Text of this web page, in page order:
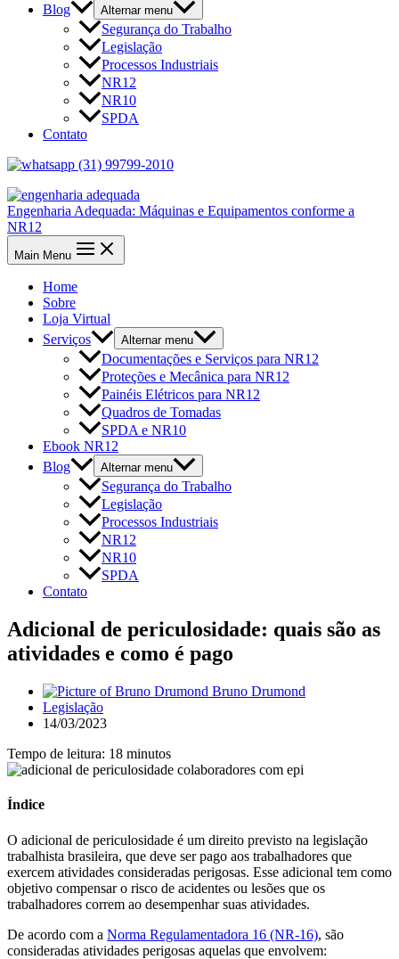
Blog
Alternar menu
Segurança do Trabalho
Legislação
Processos Industriais
NR12
NR10
SPDA
Contato
(31) 99799-2010
Engenharia Adequada: Máquinas e Equipamentos conforme a
NR12
Main Menu
Home
Sobre
Loja Virtual
Serviços
Alternar menu
Documentações e Serviços para NR12
Proteções e Mecânica para NR12
Painéis Elétricos para NR12
Quadros de Tomadas
SPDA e NR10
Ebook NR12
Blog
Alternar menu
Segurança do Trabalho
Legislação
Processos Industriais
NR12
NR10
SPDA
Contato
Adicional de periculosidade: quais são as
atividades e como é pago
Bruno Drumond
Legislação
14/03/2023
Tempo de leitura: 18 minutos
Índice
O adicional de periculosidade é um direito previsto na legislação
trabalhista brasileira, que deve ser pago aos trabalhadores que
exercem atividades consideradas perigosas. Esse adicional tem como
objetivo compensar o risco de acidentes ou lesões que os
trabalhadores correm ao desempenhar suas atividades.
De acordo com a Norma Regulamentadora 16 (NR-16), são
consideradas atividades perigosas aquelas que envolvem: